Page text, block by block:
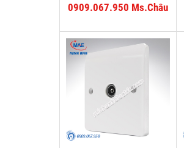
0909.067.950 Ms.Châu